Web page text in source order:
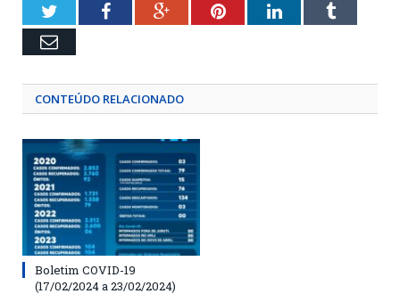
TwitterFacebookGoogle+PinterestLinkedInTumblr
Email
CONTEÚDO RELACIONADO
Boletim COVID-19
(17/02/2024 a 23/02/2024)